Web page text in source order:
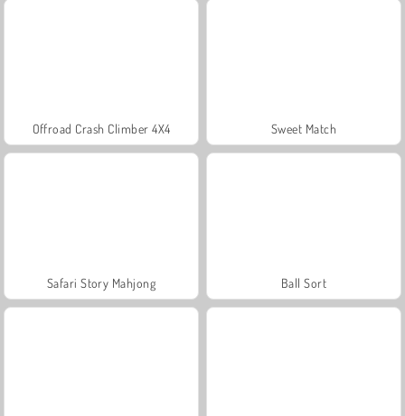
Offroad Crash Climber 4X4 Sweet Match
Safari Story Mahjong Ball Sort